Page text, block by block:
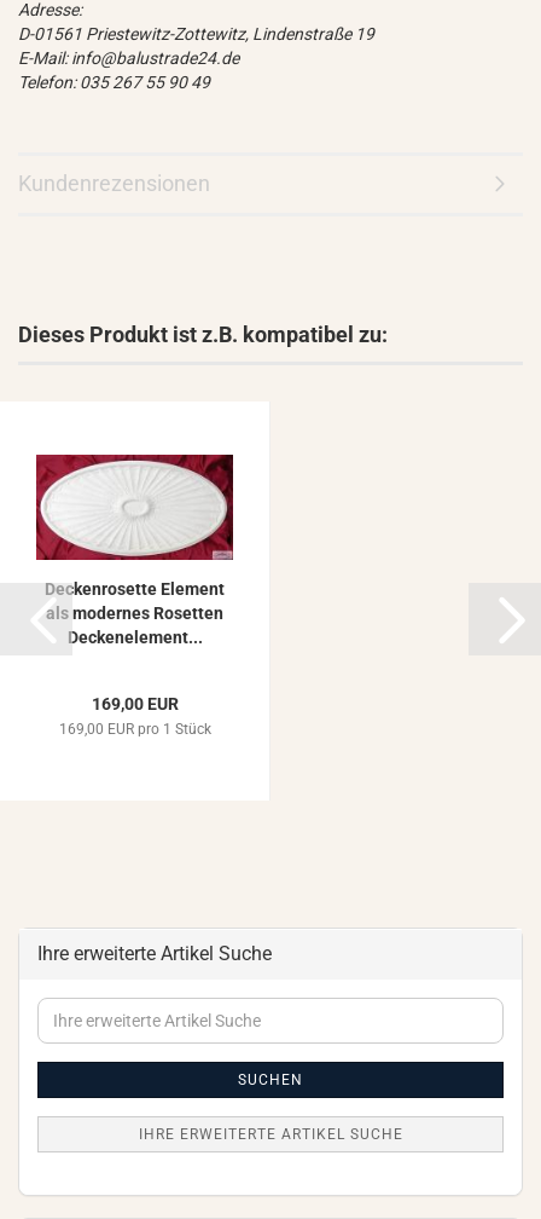
Adresse:
D-01561 Priestewitz-Zottewitz, Lindenstraße 19
E-Mail: info@balustrade24.de
Telefon: 035 267 55 90 49
Kundenrezensionen
Dieses Produkt ist z.B. kompatibel zu:
De­cken­ro­set­te Ele­ment
als mo­der­nes Ro­set­ten
De­cken­ele­ment...
169,00 EUR
169,00 EUR pro 1 Stück
Ihre erweiterte Artikel Suche
Ihre
erweiterte
SUCHEN
IHRE ERWEITERTE ARTIKEL SUCHE